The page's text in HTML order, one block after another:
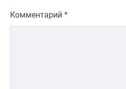
Комментарий *